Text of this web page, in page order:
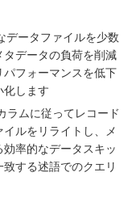
データファイルを少数
データの負荷を削減
パフォーマンスを低下
化します
ラムに従ってレコード
ルをリライトし、メ
率的なデータスキッ
する述語でのクエリ